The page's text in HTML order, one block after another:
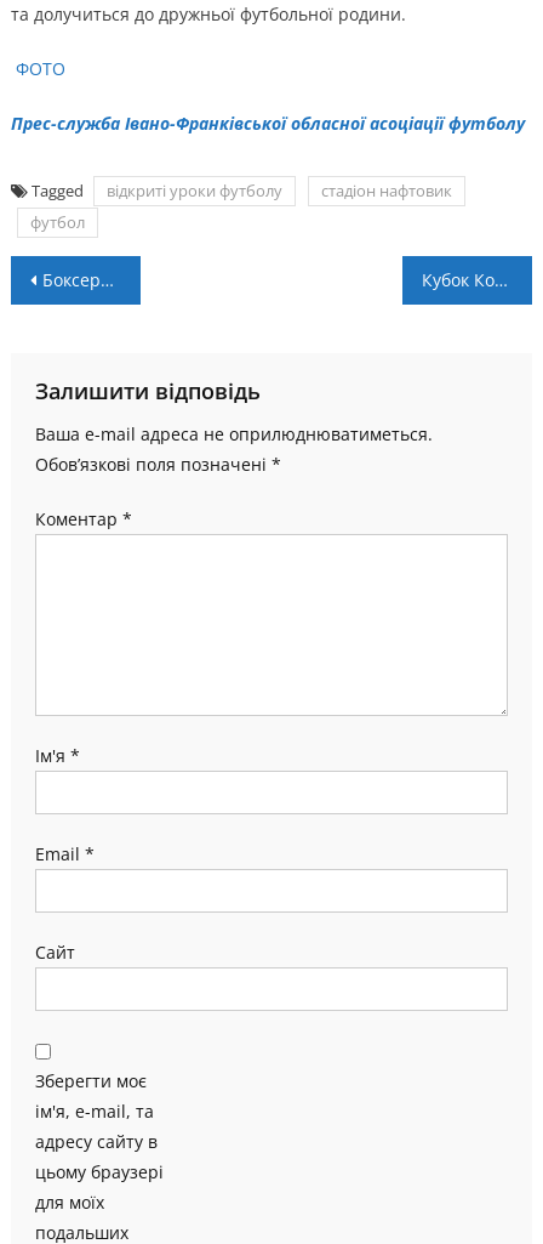
та долучиться до дружньої футбольної родини.
ФОТО
Прес-служба Івано-Франківської обласної асоціації футболу
Tagged відкриті уроки футболу
стадіон нафтовик
футбол
Навігація
Боксери з Харкова живуть та тренуються в Коломиї (ВІДЕО) Кубок Короля Данила-2022: визначено переможців ще двох відбірних турнірів
Залишити відповідь
Ваша e-mail адреса не оприлюднюватиметься.
Обов’язкові поля позначені *
Коментар *
Ім'я *
Email *
Сайт
Зберегти моє
ім'я, e-mail, та
адресу сайту в
цьому браузері
для моїх
подальших